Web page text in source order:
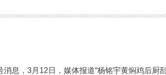
息，3月12日，媒体报道“杨铭宇黄焖鸡后厨